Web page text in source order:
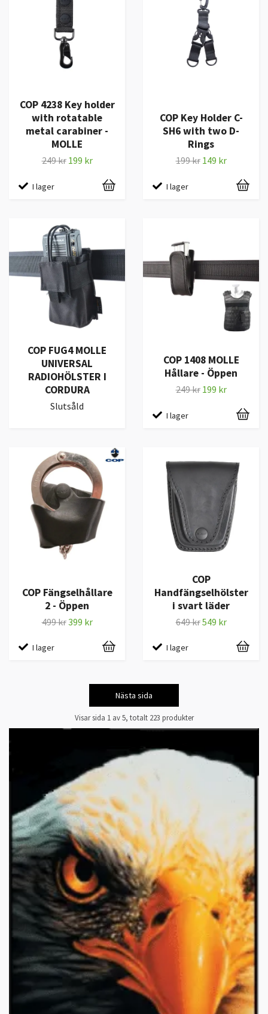
COP 4238 Key holder
with rotatable
metal carabiner -
MOLLE
249 kr 199 kr
I lager
COP Key Holder C-
SH6 with two D-
Rings
199 kr 149 kr
I lager
COP FUG4 MOLLE
UNIVERSAL
RADIOHÖLSTER I
CORDURA
Slutsåld
COP 1408 MOLLE
Hållare - Öppen
249 kr 199 kr
I lager
COP Fängselhållare
2 - Öppen
499 kr399 kr
I lager
COP
Handfängselhölster
i svart läder
649 kr549 kr
I lager
Nästa sida
Visar sida 1 av 5, totalt 223 produkter